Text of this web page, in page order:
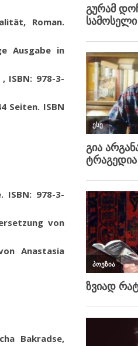
Roman.
Ausgabe in
ISBN: 978-3-
Seiten. ISBN
ISBN: 978-3-
von
Anastasia
Bakradse,